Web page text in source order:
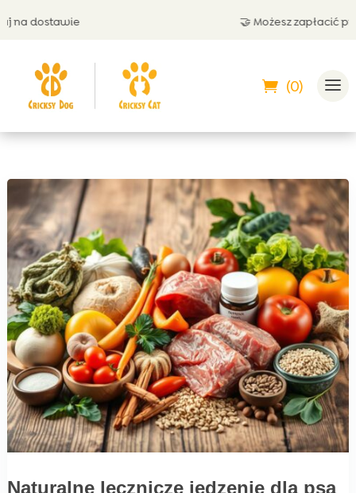
dostawie 🤝 Możesz zapłacić przy
(0)
Naturalne lecznicze jedzenie dla psa